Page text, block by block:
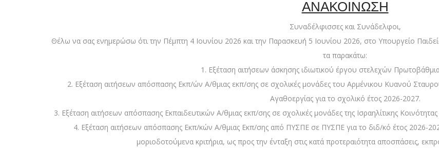
ΑΝΑΚΟΙΝΩΣΗ
Συναδέλφισσες και Συνάδελφοι,
Θέλω να σας ενημερώσω ότι την Πέμπτη 4 Ιουνίου 2026 και την Παρασκευή 5 Ιουνίου 2026, στο Υπουργείο
τα παρακάτω:
1. Εξέταση αιτήσεων άσκησης ιδιωτικού έργου στελεχών
2. Εξέταση αιτήσεων απόσπασης Εκπ/ών Α/θμιας εκπ/σης σε σχολικές μονάδες του Αρμένικου Κυανού
Αγαθοεργίας για το σχολικό έτος 2026-2027.
3. Εξέταση αιτήσεων απόσπασης Εκπαιδευτικών Α/θμιας εκπ/σης σε σχολικές μονάδες της Ισραηλίτικης
4. Εξέταση αιτήσεων απόσπασης Εκπ/κών Α/θμιας Εκπ/σης από ΠΥΣΠΕ σε ΠΥΣΠΕ για το διδ/κό έτος 2026-
μοριοδοτούμενα κριτήρια, ως προς την ένταξη στις κατά προτεραιότητα αποσπάσεις,